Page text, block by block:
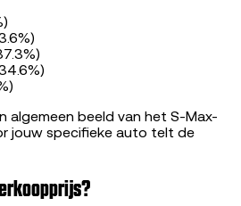
algemeen beeld van het S-Max-
jouw specifieke auto telt de